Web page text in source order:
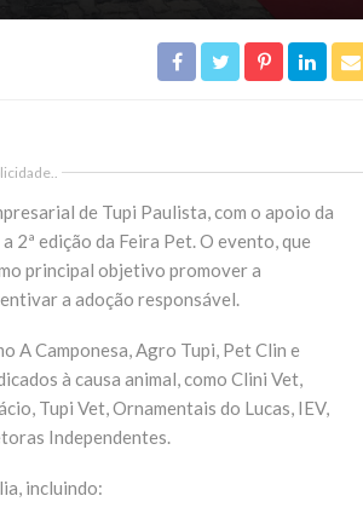
de Tupi Paulista, com o apoio da
2ª edição da Feira Pet. O evento, que
principal objetivo promover a
a adoção responsável.
A Camponesa, Agro Tupi, Pet Clin e
à causa animal, como Clini Vet,
Tupi Vet, Ornamentais do Lucas, IEV,
Independentes.
incluindo: